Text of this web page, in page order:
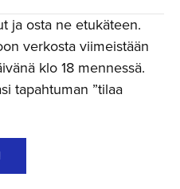
ja osta ne etukäteen.
verkosta viimeistään
klo 18 mennessä.
tapahtuman ”tilaa